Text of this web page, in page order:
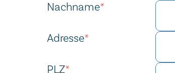
Nachname*
Adresse*
PLZ*